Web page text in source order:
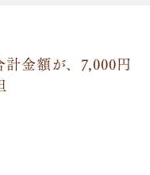
金額が、7,000円